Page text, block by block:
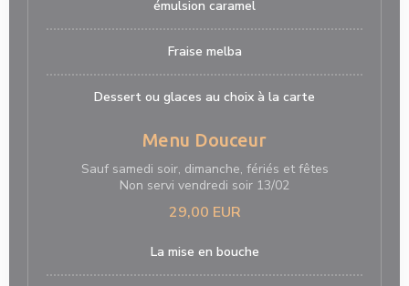
émulsion caramel
Fraise melba
Dessert ou glaces au choix à la carte
Menu Douceur
Sauf samedi soir, dimanche, fériés et fêtes
Non servi vendredi soir 13/02
29,00 EUR
La mise en bouche